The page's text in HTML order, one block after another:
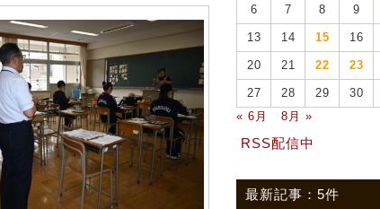
6 7 8 9
13 14 15 16
20 21 22 23
27 28 29 30
« 6月
8月 »
RSS配信中
最新記事：5件